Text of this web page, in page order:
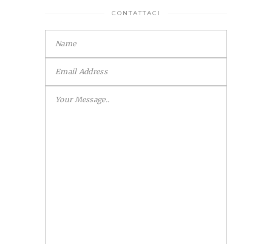
CONTATTACI